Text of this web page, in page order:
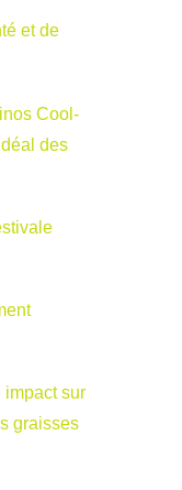
et de
Cool-
des
impact sur
graisses